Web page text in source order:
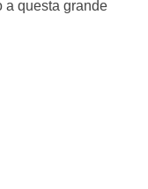
a questa grande